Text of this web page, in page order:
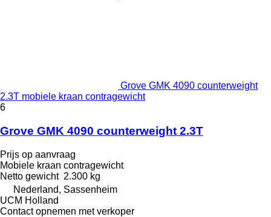
Grove GMK 4090 counterweight
2.3T mobiele kraan contragewicht
6
Grove GMK 4090 counterweight 2.3T
Prijs op aanvraag
Mobiele kraan contragewicht
Netto gewicht 2.300 kg
Nederland, Sassenheim
UCM Holland
Contact opnemen met verkoper